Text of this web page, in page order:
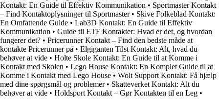
Kontakt: En Guide til Effektiv Kommunikation • Sportmaster Kontakt
– Find Kontaktoplysninger til Sportmaster• Skive Folkeblad Kontakt:
En Omfattende Guide • Lab3D Kontakt: En Guide til Effektiv
Kommunikation • Guide til ETF Kontakter: Hvad er det, og hvordan
fungerer det? • Pricerunner Kontakt – Find den bedste måde at
kontakte Pricerunner på • Elgiganten Tilst Kontakt: Alt, hvad du
behøver at vide • Holte Skole Kontakt: En Guide til at Komme i
Kontakt med Skolen • Lego House Kontakt: En Komplet Guide til at
Komme i Kontakt med Lego House • Wolt Support Kontakt: Få hjælp
med dine spørgsmål og problemer• Skatteverket Kontakt: Alt du
behøver at vide • Holdsport Kontakt – Gør Kontakten til en Leg •